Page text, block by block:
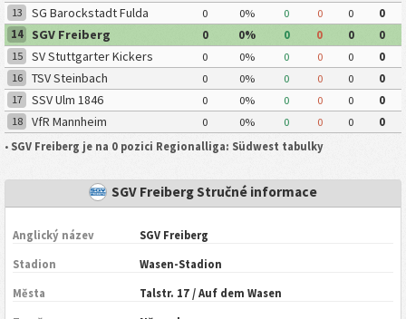
13
SG Barockstadt Fulda
Lehnerz
0 0% 0 0 0
0
14
SGV Freiberg 0 0% 0 0 0
0
15
SV Stuttgarter Kickers 0 0% 0 0 0
0
16
TSV Steinbach 0 0% 0 0 0
0
17
SSV Ulm 1846 0 0% 0 0 0
0
18
VfR Mannheim 0 0% 0 0 0
0
• SGV Freiberg je na 0 pozici Regionalliga: Südwest tabulky
SGV Freiberg Stručné informace
Anglický název SGV Freiberg
Stadion Wasen-Stadion
Města Talstr. 17 / Auf dem Wasen